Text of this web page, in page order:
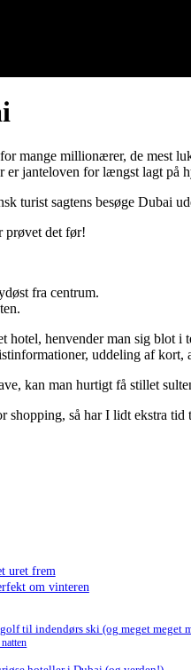
mange millionærer, de mest
janteloven for længst lagt på
turist sagtens besøge Dubai
prøvet det før!
fra centrum.
henvender man sig blot i
uddeling af
kan man hurtigt få stillet
shopping, så har I lidt ekstra
uret frem
om vinteren
til indendørs ski (og meget meget